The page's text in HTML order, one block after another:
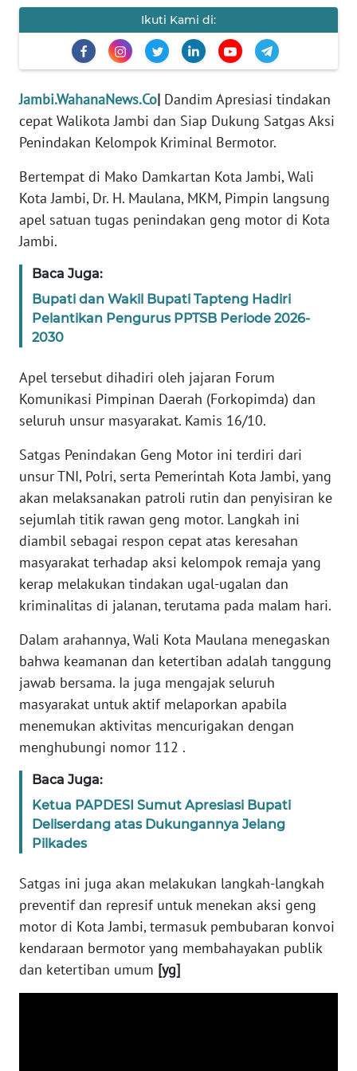
Ikuti Kami di:
Jambi.WahanaNews.Co| Dandim Apresiasi tindakan
cepat Walikota Jambi dan Siap Dukung Satgas Aksi
Penindakan Kelompok Kriminal Bermotor.
Bertempat di Mako Damkartan Kota Jambi, Wali
Kota Jambi, Dr. H. Maulana, MKM, Pimpin langsung
apel satuan tugas penindakan geng motor di Kota
Jambi.
Baca Juga:
Bupati dan Wakil Bupati Tapteng Hadiri
Pelantikan Pengurus PPTSB Periode 2026-
2030
Apel tersebut dihadiri oleh jajaran Forum
Komunikasi Pimpinan Daerah (Forkopimda) dan
seluruh unsur masyarakat. Kamis 16/10.
Satgas Penindakan Geng Motor ini terdiri dari
unsur TNI, Polri, serta Pemerintah Kota Jambi, yang
akan melaksanakan patroli rutin dan penyisiran ke
sejumlah titik rawan geng motor. Langkah ini
diambil sebagai respon cepat atas keresahan
masyarakat terhadap aksi kelompok remaja yang
kerap melakukan tindakan ugal-ugalan dan
kriminalitas di jalanan, terutama pada malam hari.
Dalam arahannya, Wali Kota Maulana menegaskan
bahwa keamanan dan ketertiban adalah tanggung
jawab bersama. Ia juga mengajak seluruh
masyarakat untuk aktif melaporkan apabila
menemukan aktivitas mencurigakan dengan
menghubungi nomor 112 .
Baca Juga:
Ketua PAPDESI Sumut Apresiasi Bupati
Deliserdang atas Dukungannya Jelang
Pilkades
Satgas ini juga akan melakukan langkah-langkah
preventif dan represif untuk menekan aksi geng
motor di Kota Jambi, termasuk pembubaran konvoi
kendaraan bermotor yang membahayakan publik
dan ketertiban umum [yg]
REDAKSI
KARIR
DISCLAIMER
Wahana
News
WN
SUMUT
JAKARTA
WN
WN
BANTEN
WN
KEPRI
PAPUA
WN
PAPUA
BARAT
WN
RIAU
WN
WN
JAMBI
WN